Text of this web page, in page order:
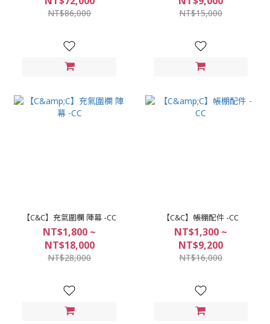
NT$86,000 NT$15,000
【C&C】充氣圍欄 陣幕 -CC
NT$1,800 ~
NT$18,000
NT$28,000
【C&C】帳棚配件 -CC
NT$1,300 ~
NT$9,200
NT$16,000